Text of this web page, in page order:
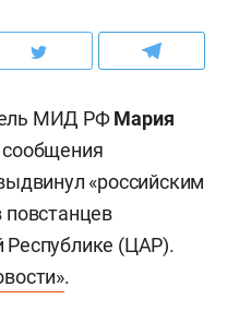
МИД РФМария
«российским
Республике (ЦАР).
.